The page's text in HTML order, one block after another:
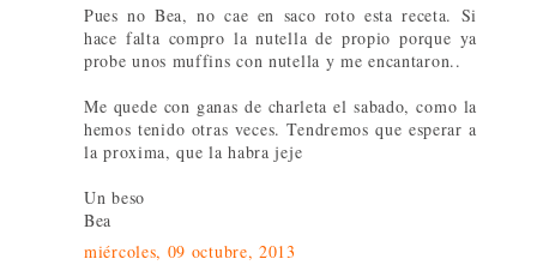
Pues no Bea, no cae en saco roto esta receta. Si
hace falta compro la nutella de propio porque ya
probe unos muffins con nutella y me encantaron..
Me quede con ganas de charleta el sabado, como la
hemos tenido otras veces. Tendremos que esperar a
la proxima, que la habra jeje
Un beso
Bea
miércoles, 09 octubre, 2013